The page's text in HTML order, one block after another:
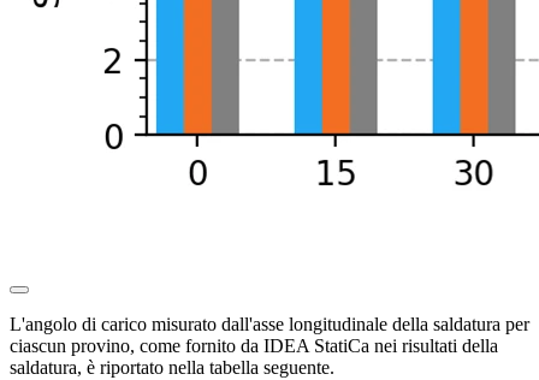
L'angolo di carico misurato dall'asse longitudinale della saldatura per
ciascun provino, come fornito da IDEA StatiCa nei risultati della
saldatura, è riportato nella tabella seguente.